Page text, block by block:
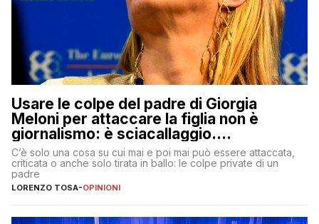
Usare le colpe del padre di Giorgia
Meloni per attaccare la figlia non è
giornalismo: è sciacallaggio.
Dimostriamo di essere diversi
C’è solo una cosa su cui mai e poi mai può essere attaccata,
criticata o anche solo tirata in ballo: le colpe private di un
padre
LORENZO TOSA-OPINIONI